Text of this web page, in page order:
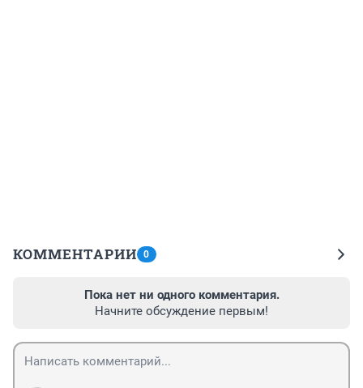
КОММЕНТАРИИ 0
Пока нет ни одного комментария.
Начните обсуждение первым!